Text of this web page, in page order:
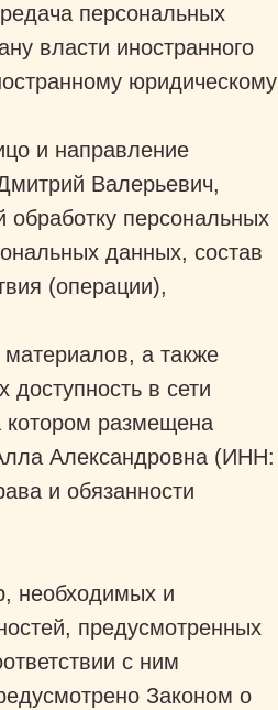
персональных
власти иностранного
юридическому
и направление
Валерьевич,
персональных
данных, состав
(операции),
а также
в сети
котором размещена
Александровна (ИНН:
и обязанности
необходимых и
предусмотренных
с ним
Законом о